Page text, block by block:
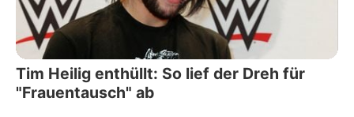
Tim Heilig enthüllt: So lief der Dreh für
"Frauentausch" ab